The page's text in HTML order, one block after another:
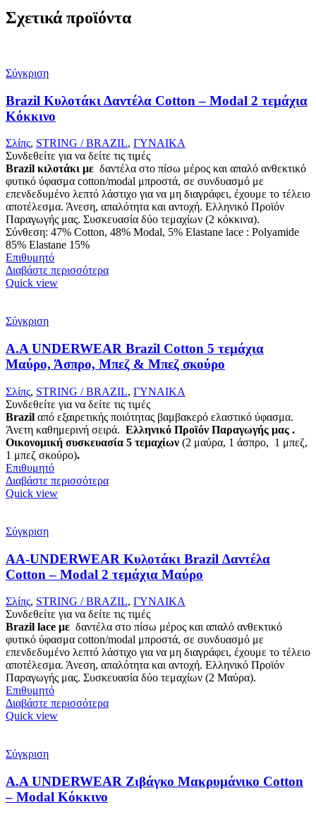
Σχετικά προϊόντα
Σύγκριση
Brazil Κυλοτάκι Δαντέλα Cotton – Modal 2 τεμάχια
Κόκκινο
Σλίπς, STRING / BRAZIL, ΓΥΝΑΙΚΑ
Συνδεθείτε για να δείτε τις τιμές
Brazil κιλοτάκι με δαντέλα στο πίσω μέρος και απαλό ανθεκτικό
φυτικό ύφασμα cotton/modal μπροστά, σε συνδυασμό με
επενδεδυμένο λεπτό λάστιχο για να μη διαγράφει, έχουμε το τέλειο
αποτέλεσμα. Άνεση, απαλότητα και αντοχή. Ελληνικό Προϊόν
Παραγωγής μας. Συσκευασία δύο τεμαχίων (2 κόκκινα).
Σύνθεση: 47% Cotton, 48% Modal, 5% Elastane lace : Polyamide
85% Elastane 15%
Επιθυμητό
Διαβάστε περισσότερα
Quick view
Σύγκριση
Α.A UNDERWEAR Brazil Cotton 5 τεμάχια
Μαύρο, Άσπρο, Μπεζ & Μπεζ σκούρο
Σλίπς, STRING / BRAZIL, ΓΥΝΑΙΚΑ
Συνδεθείτε για να δείτε τις τιμές
Brazil από εξαιρετικής ποιότητας βαμβακερό ελαστικό ύφασμα.
Άνετη καθημερινή σειρά. Ελληνικό Προϊόν Παραγωγής μας .
Οικονομική συσκευασία 5 τεμαχίων (2 μαύρα, 1 άσπρο, 1 μπεζ,
1 μπεζ σκούρο).
Επιθυμητό
Διαβάστε περισσότερα
Quick view
Σύγκριση
AA-UNDERWEAR Κυλοτάκι Brazil Δαντέλα
Cotton – Modal 2 τεμάχια Μαύρο
Σλίπς, STRING / BRAZIL, ΓΥΝΑΙΚΑ
Συνδεθείτε για να δείτε τις τιμές
Brazil lace με δαντέλα στο πίσω μέρος και απαλό ανθεκτικό
φυτικό ύφασμα cotton/modal μπροστά, σε συνδυασμό με
επενδεδυμένο λεπτό λάστιχο για να μη διαγράφει, έχουμε το τέλειο
αποτέλεσμα. Άνεση, απαλότητα και αντοχή. Ελληνικό Προϊόν
Παραγωγής μας. Συσκευασία δύο τεμαχίων (2 Μαύρα).
Επιθυμητό
Διαβάστε περισσότερα
Quick view
Σύγκριση
Α.A UNDERWEAR Ζιβάγκο Μακρυμάνικο Cotton
– Modal Κόκκινο